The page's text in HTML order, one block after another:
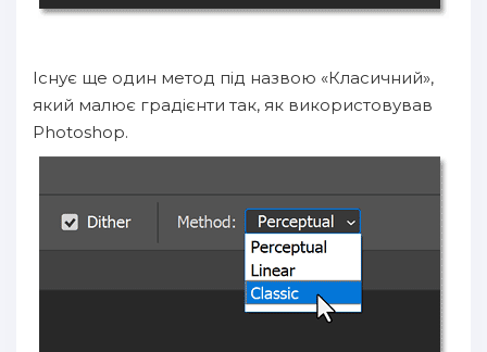
Існує ще один метод під назвою «Класичний»,
який малює градієнти так, як використовував
Photoshop.